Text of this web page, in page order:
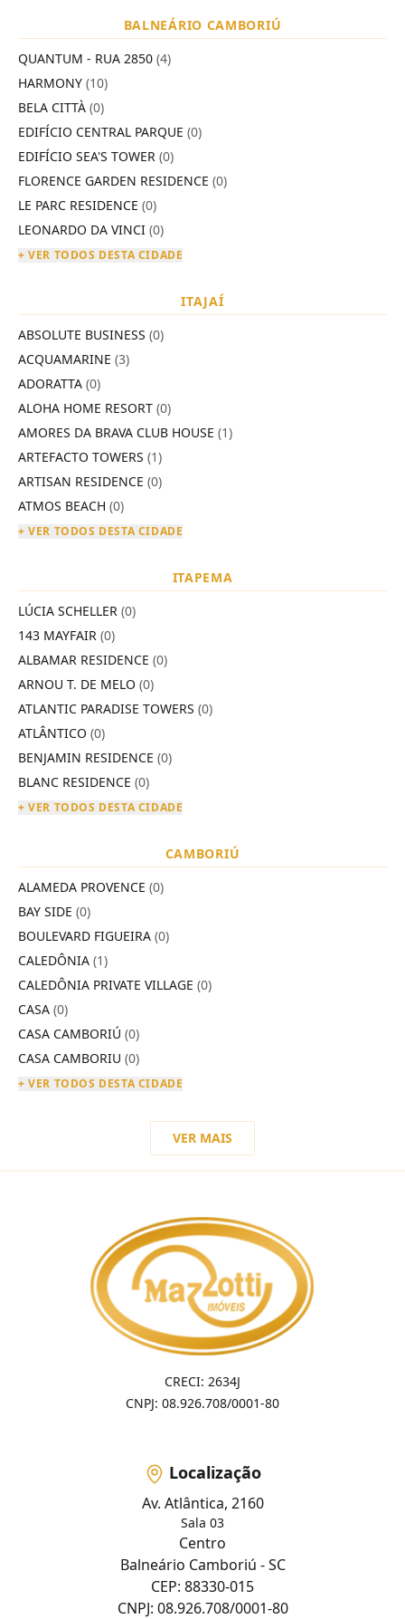
BALNEÁRIO CAMBORIÚ
QUANTUM - RUA 2850 (4)
HARMONY (10)
BELA CITTÀ (0)
EDIFÍCIO CENTRAL PARQUE (0)
EDIFÍCIO SEA'S TOWER (0)
FLORENCE GARDEN RESIDENCE (0)
LE PARC RESIDENCE (0)
LEONARDO DA VINCI (0)
+ VER TODOS DESTA CIDADE
ITAJAÍ
ABSOLUTE BUSINESS (0)
ACQUAMARINE (3)
ADORATTA (0)
ALOHA HOME RESORT (0)
AMORES DA BRAVA CLUB HOUSE (1)
ARTEFACTO TOWERS (1)
ARTISAN RESIDENCE (0)
ATMOS BEACH (0)
+ VER TODOS DESTA CIDADE
ITAPEMA
LÚCIA SCHELLER (0)
143 MAYFAIR (0)
ALBAMAR RESIDENCE (0)
ARNOU T. DE MELO (0)
ATLANTIC PARADISE TOWERS (0)
ATLÂNTICO (0)
BENJAMIN RESIDENCE (0)
BLANC RESIDENCE (0)
+ VER TODOS DESTA CIDADE
CAMBORIÚ
ALAMEDA PROVENCE (0)
BAY SIDE (0)
BOULEVARD FIGUEIRA (0)
CALEDÔNIA (1)
CALEDÔNIA PRIVATE VILLAGE (0)
CASA (0)
CASA CAMBORIÚ (0)
CASA CAMBORIU (0)
+ VER TODOS DESTA CIDADE
VER MAIS
CRECI: 2634J
CNPJ: 08.926.708/0001-80
Localização
Av. Atlântica, 2160
Sala 03
Centro
Balneário Camboriú - SC
CEP: 88330-015
CNPJ: 08.926.708/0001-80